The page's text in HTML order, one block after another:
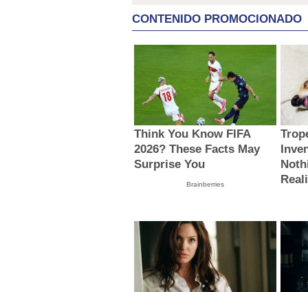
CONTENIDO PROMOCIONADO
Think You Know FIFA
2026? These Facts May
Surprise You
Brainberries